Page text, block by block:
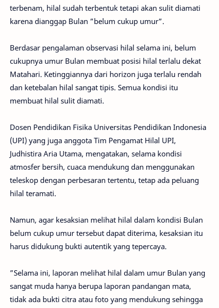
terbenam, hilal sudah terbentuk tetapi akan sulit diamati
karena dianggap Bulan ”belum cukup umur”.
Berdasar pengalaman observasi hilal selama ini, belum
cukupnya umur Bulan membuat posisi hilal terlalu dekat
Matahari. Ketinggiannya dari horizon juga terlalu rendah
dan ketebalan hilal sangat tipis. Semua kondisi itu
membuat hilal sulit diamati.
Dosen Pendidikan Fisika Universitas Pendidikan Indonesia
(UPI) yang juga anggota Tim Pengamat Hilal UPI,
Judhistira Aria Utama, mengatakan, selama kondisi
atmosfer bersih, cuaca mendukung dan menggunakan
teleskop dengan perbesaran tertentu, tetap ada peluang
hilal teramati.
Namun, agar kesaksian melihat hilal dalam kondisi Bulan
belum cukup umur tersebut dapat diterima, kesaksian itu
harus didukung bukti autentik yang tepercaya.
”Selama ini, laporan melihat hilal dalam umur Bulan yang
sangat muda hanya berupa laporan pandangan mata,
tidak ada bukti citra atau foto yang mendukung sehingga